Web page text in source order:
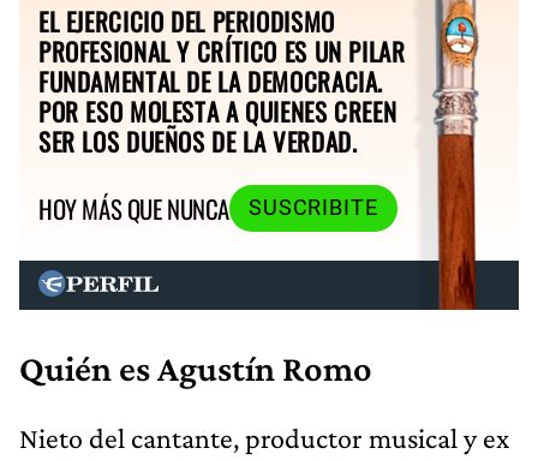
EL EJERCICIO DEL PERIODISMO
PROFESIONAL Y CRÍTICO ES UN PILAR
FUNDAMENTAL DE LA DEMOCRACIA.
POR ESO MOLESTA A QUIENES CREEN
SER LOS DUEÑOS DE LA VERDAD.
HOY MÁS QUE NUNCA
SUSCRIBITE
Quién es Agustín Romo
Nieto del cantante, productor musical y ex